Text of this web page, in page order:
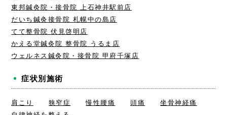
東邦鍼灸院・接骨院 上石神井駅前店
だいち鍼灸接骨院 札幌中の島店
てて整骨院 伏見啓明店
かえる堂鍼灸院 整骨院 うるま店
ウェルネス鍼灸院・接骨院 甲府千塚店
症状別施術
肩こり 狭窄症 慢性腰痛 頭痛
坐骨神経痛